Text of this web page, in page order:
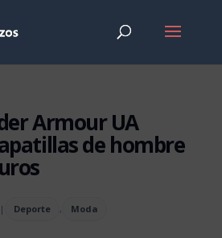
Armour UA
de hombre
| Deporte , Moda